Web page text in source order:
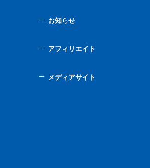
お知らせ
アフィリエイト
メディアサイト